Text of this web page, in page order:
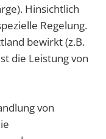
Hinsichtlich
Regelung.
bewirkt (z.B.
die Leistung von
von